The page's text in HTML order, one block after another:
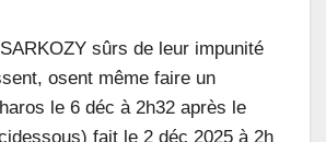
sûrs de leur impunité
osent même faire un
le 6 déc à 2h32 après le
fait le 2 déc 2025 à 2h